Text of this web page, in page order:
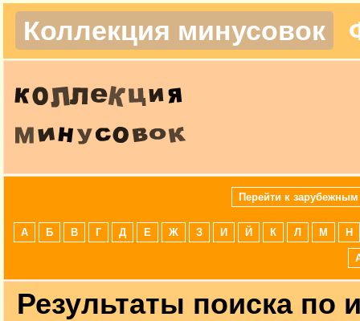
Коллекция минусовок
Перейти к зарубежным
А Б В Г Д Е Ж З И Й К Л М Н
Результаты поиска по